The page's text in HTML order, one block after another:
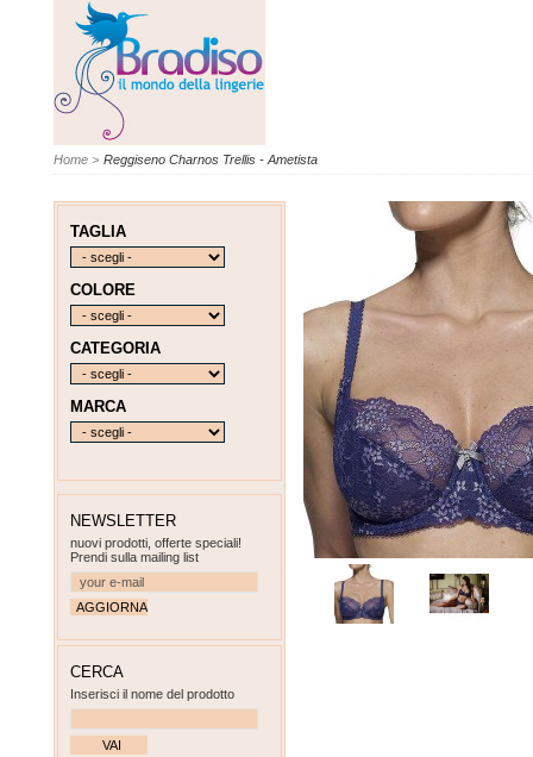
Home > Reggiseno Charnos Trellis - Ametista
TAGLIA
COLORE
CATEGORIA
MARCA
NEWSLETTER
nuovi prodotti, offerte speciali!
Prendi sulla mailing list
CERCA
Inserisci il nome del prodotto